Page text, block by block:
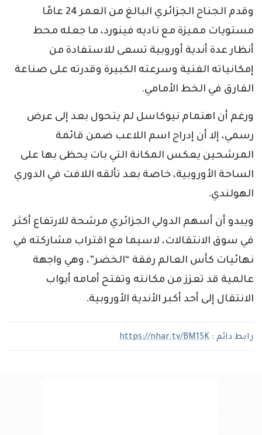
وقدم الجناح الجزائري البالغ من العمر 24 عامًا
مستويات مميزة مع ناديه فينورد، ما جعله محط
أنظار عدة أندية أوروبية تسعى للاستفادة من
إمكانياته الفنية وسرعته الكبيرة وقدرته على صناعة
الفارق في الخط الأمامي.
ورغم أن اهتمام نيوكاسل لم يتحول بعد إلى عرض
رسمي، إلا أن إدراج اسم اللاعب ضمن قائمة
المرشحين يعكس المكانة التي بات يحظى بها على
الساحة الأوروبية، خاصة بعد تألقه اللافت في الدوري
الهولندي.
ويبدو أن أسهم الدولي الجزائري مرشحة للارتفاع أكثر
في سوق الانتقالات، لاسيما مع اقتراب مشاركته في
نهائيات كأس العالم رفقة “الخضر”، وهي واجهة
عالمية قد تعزز من مكانته وتفتح أمامه أبواب
الانتقال إلى أحد أكبر الأندية الأوروبية.
رابط دائم : https://nhar.tv/BM15K